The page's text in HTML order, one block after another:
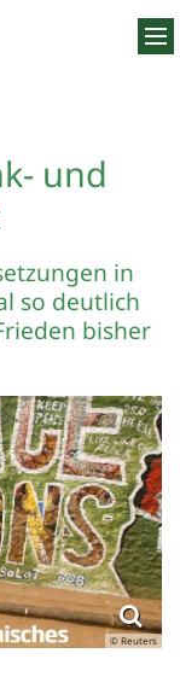
und
in
so deutlich
bisher
© Reuters